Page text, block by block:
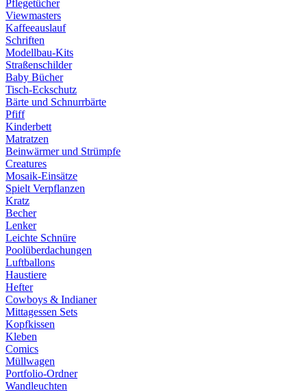
Pflegetücher
Viewmasters
Kaffeeauslauf
Schriften
Modellbau-Kits
Straßenschilder
Baby Bücher
Tisch-Eckschutz
Bärte und Schnurrbärte
Pfiff
Kinderbett
Matratzen
Beinwärmer und Strümpfe
Creatures
Mosaik-Einsätze
Spielt Verpflanzen
Kratz
Becher
Lenker
Leichte Schnüre
Poolüberdachungen
Luftballons
Haustiere
Hefter
Cowboys & Indianer
Mittagessen Sets
Kopfkissen
Kleben
Comics
Müllwagen
Portfolio-Ordner
Wandleuchten